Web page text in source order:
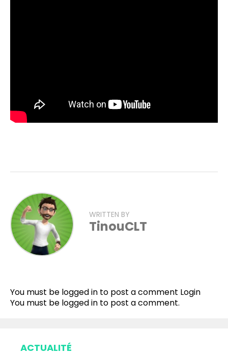
WRITTEN BY
TinouCLT
You must be logged in to post a comment Login
You must be logged in to post a comment.
ACTUALITÉ
Pinterest